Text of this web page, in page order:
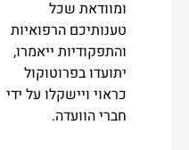
ומוודאת שכל
טענותיכם הרפואיות
והתפקודיות ייאמרו,
יתועדו בפרוטוקול
כראוי ויישקלו על ידי
חברי הוועדה.